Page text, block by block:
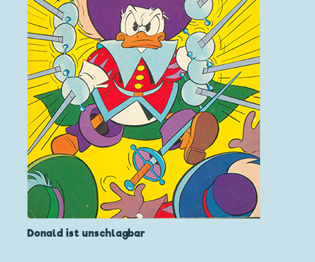
Donald ist unschlagbar